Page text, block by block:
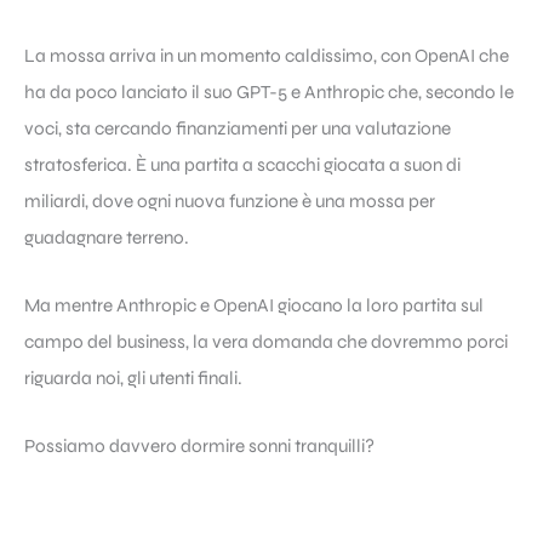
La mossa arriva in un momento caldissimo, con OpenAI che
ha da poco lanciato il suo GPT-5 e Anthropic che, secondo le
voci, sta cercando finanziamenti per una valutazione
stratosferica. È una partita a scacchi giocata a suon di
miliardi, dove ogni nuova funzione è una mossa per
guadagnare terreno.
Ma mentre Anthropic e OpenAI giocano la loro partita sul
campo del business, la vera domanda che dovremmo porci
riguarda noi, gli utenti finali.
Possiamo davvero dormire sonni tranquilli?